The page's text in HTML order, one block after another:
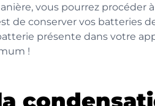
vous pourrez procéder
de conserver vos batteries
présente dans votre
!